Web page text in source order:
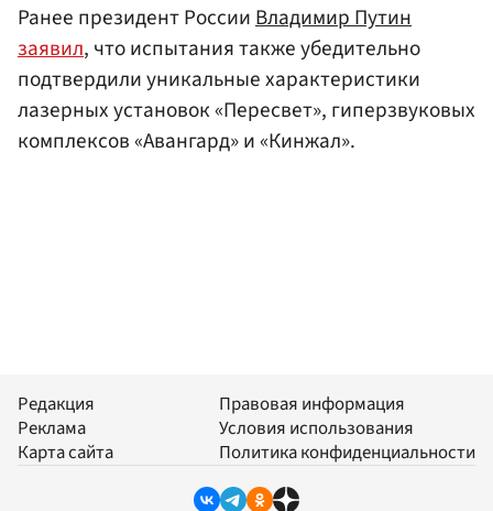
Ранее президент РоссииВладимир Путин
заявил, что испытания также убедительно
подтвердили уникальные характеристики
лазерных установок «Пересвет», гиперзвуковых
комплексов «Авангард» и «Кинжал».
Редакция
Реклама
Карта сайта
Правовая информация
Условия использования
Политика конфиденциальности